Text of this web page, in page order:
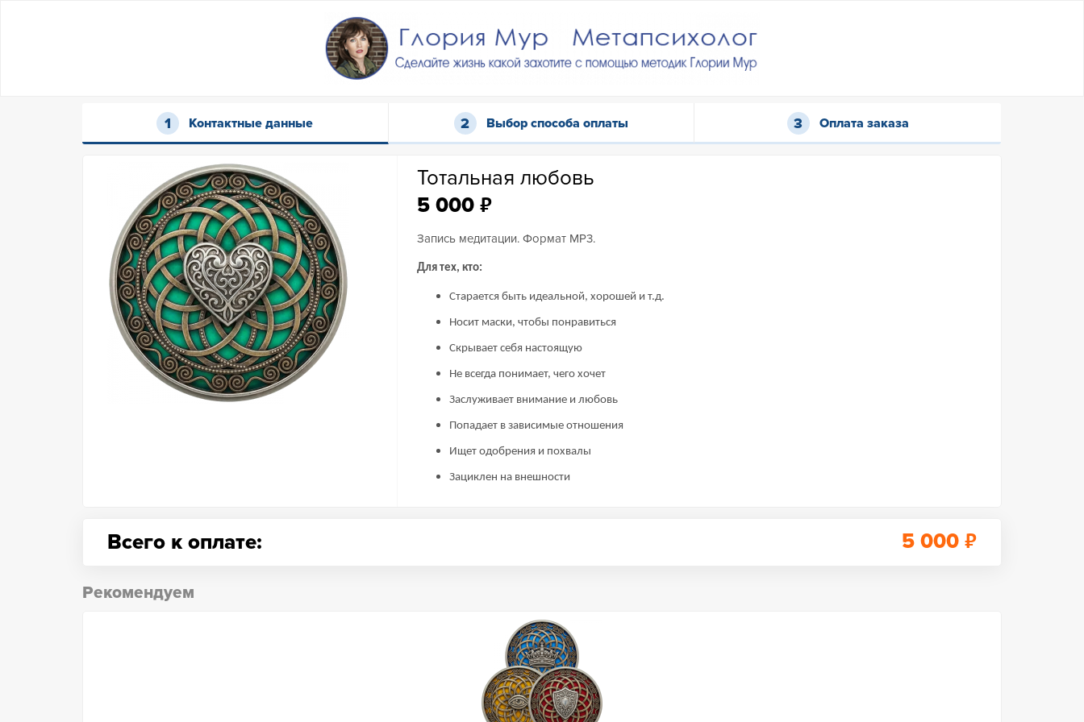
Контактные данные Выбор способа оплаты Оплата заказа
Тотальная любовь
5 000₽
Запись медитации. Формат MP3.
Для тех, кто:
Старается быть идеальной, хорошей и т.д.
Носит маски, чтобы понравиться
Скрывает себя настоящую
Не всегда понимает, чего хочет
Заслуживает внимание и любовь
Попадает в зависимые отношения
Ищет одобрения и похвалы
Зациклен на внешности
Всего к оплате: 5 000 ₽
Рекомендуем